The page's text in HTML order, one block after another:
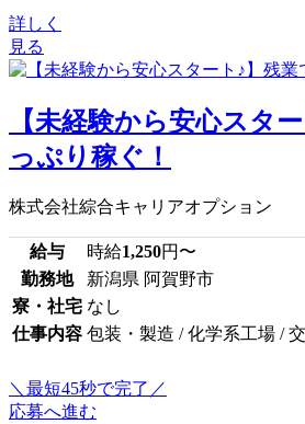
詳しく
見る
【未経験から安心スタ
っぷり稼ぐ！
株式会社綜合キャリアオプション
給与 時給1,250円〜
勤務地
新潟県 阿賀野市
寮・社宅 なし
仕事内容 包装・製造 / 化学系工場 /
＼最短45秒で完了／
応募へ進む